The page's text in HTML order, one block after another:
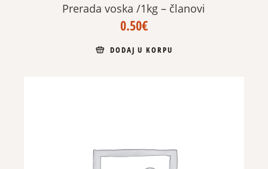
Prerada voska /1kg – članovi
0.50€
DODAJ U KORPU